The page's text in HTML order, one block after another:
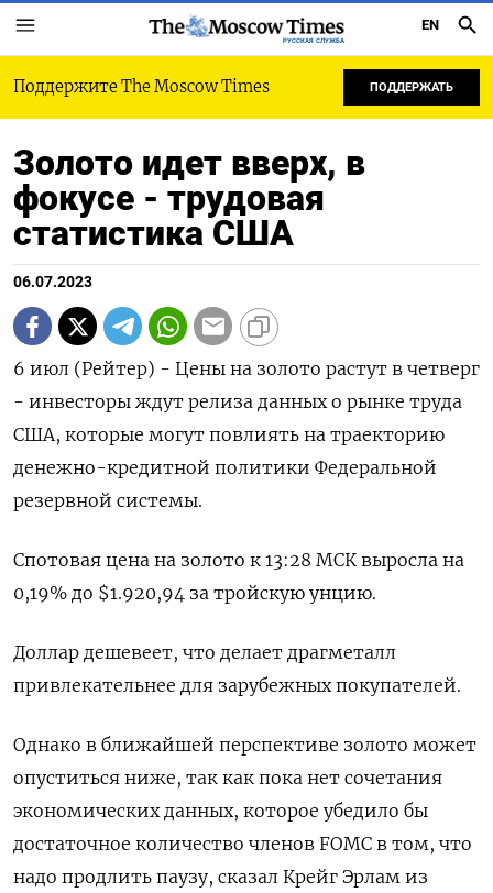
РУССКАЯ СЛУЖБА
EN
Поддержите The Moscow Times ПОДДЕРЖАТЬ
Золото идет вверх, в
фокусе - трудовая
статистика США
06.07.2023
6 июл (Рейтер) - Цены на золото растут в четверг
- инвесторы ждут релиза данных о рынке труда
США, которые могут повлиять на траекторию
денежно-кредитной политики Федеральной
резервной системы.
Спотовая цена на золото к 13:28 МСК выросла на
0,19% до $1.920,94​ за тройскую унцию.
Доллар дешевеет, что делает драгметалл
привлекательнее для зарубежных покупателей.
Однако в ближайшей перспективе золото может
опуститься ниже, так как пока нет сочетания
экономических данных, которое убедило бы
достаточное количество членов FOMC в том, что
надо продлить паузу, сказал Крейг Эрлам из